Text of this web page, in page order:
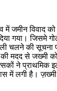
जमीन विवाद
गया। जिसमे
चलने की सूचना
की मदद से जख्मी
ने प्राथमिक
में लगी है।